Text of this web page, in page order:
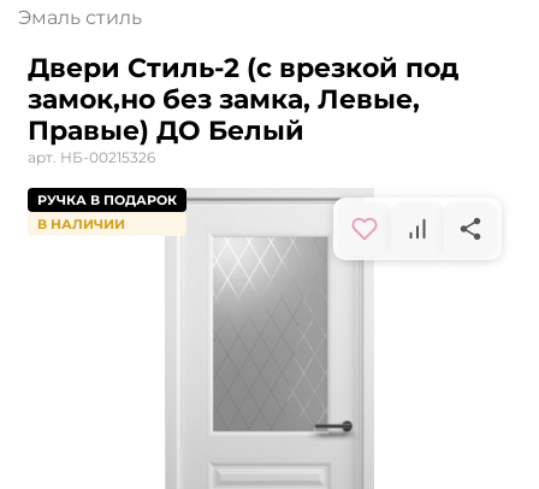
Эмаль стиль
Двери Стиль-2 (с врезкой под
замок,но без замка, Левые,
Правые) ДО Белый
арт. НБ-00215326
РУЧКА В ПОДАРОК
В НАЛИЧИИ